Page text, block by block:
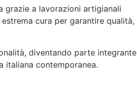
grazie a lavorazioni artigianali
cura per garantire qualità,
diventando parte integrante
italiana contemporanea.